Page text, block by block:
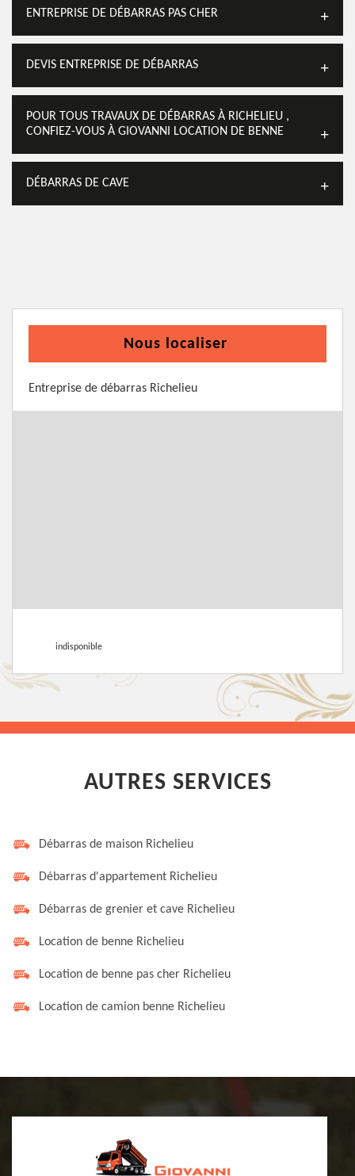
ENTREPRISE DE DÉBARRAS PAS CHER
DEVIS ENTREPRISE DE DÉBARRAS
POUR TOUS TRAVAUX DE DÉBARRAS À RICHELIEU ,
CONFIEZ-VOUS À GIOVANNI LOCATION DE BENNE
DÉBARRAS DE CAVE
Nous localiser
Entreprise de débarras Richelieu
indisponible
AUTRES SERVICES
Débarras de maison Richelieu
Débarras d'appartement Richelieu
Débarras de grenier et cave Richelieu
Location de benne Richelieu
Location de benne pas cher Richelieu
Location de camion benne Richelieu